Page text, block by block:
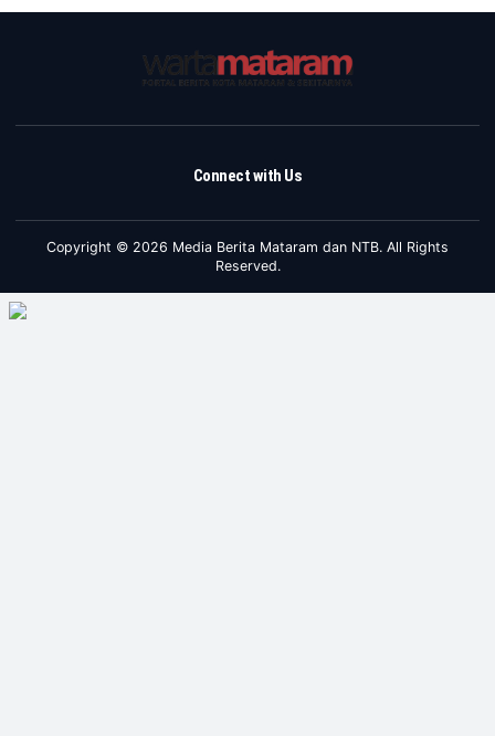
Connect with Us
Copyright © 2026 Media Berita Mataram dan NTB. All Rights
Reserved.